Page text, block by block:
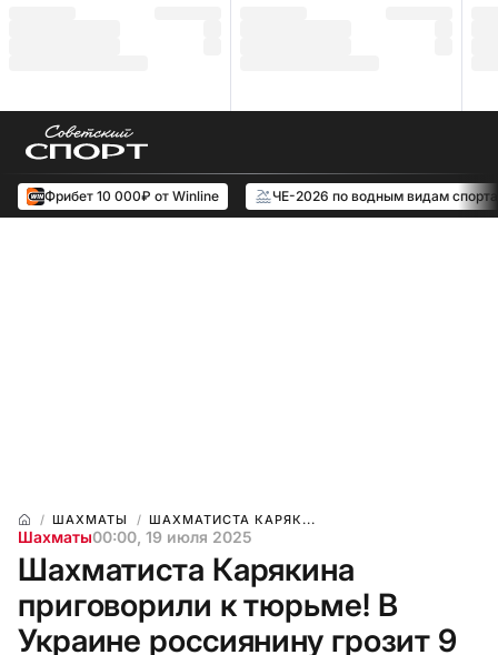
Фрибет 10 000₽ от Winline ЧЕ-2026 по водным видам спорта
ШАХМАТЫ ШАХМАТИСТА КАРЯК...
Шахматы00:00, 19 июля 2025
Шахматиста Карякина
приговорили к тюрьме! В
Украине россиянину грозит 9